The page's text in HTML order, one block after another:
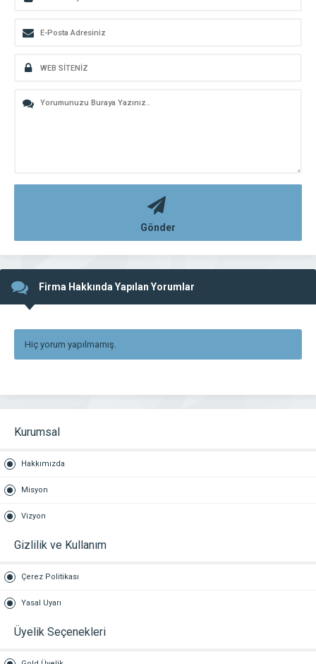
Gönder
Firma Hakkında Yapılan Yorumlar
Hiç yorum yapılmamış.
Kurumsal
Hakkımızda
Misyon
Vizyon
Gizlilik ve Kullanım
Çerez Politikası
Yasal Uyarı
Üyelik Seçenekleri